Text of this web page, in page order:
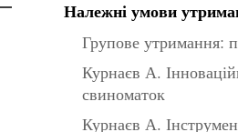
Належні умови
Групове утримання:
Курнаєв А.
свиноматок
Курнаєв А.